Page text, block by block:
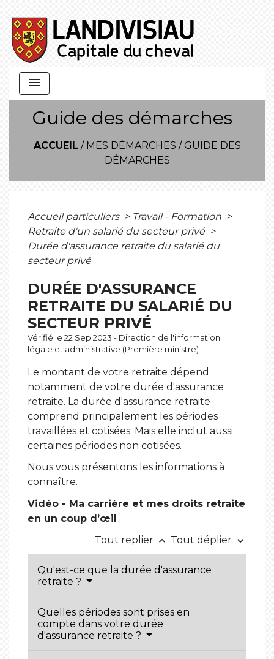
menu
Guide des démarches
ACCUEIL / MES DÉMARCHES / GUIDE DES
DÉMARCHES
Accueil particuliers > Travail - Formation >
Retraite d'un salarié du secteur privé >
Durée d'assurance retraite du salarié du
secteur privé
DURÉE D'ASSURANCE
RETRAITE DU SALARIÉ DU
SECTEUR PRIVÉ
Vérifié le 22 Sep 2023 - Direction de l'information
légale et administrative (Première ministre)
Le montant de votre retraite dépend
notamment de votre durée d'assurance
retraite. La durée d'assurance retraite
comprend principalement les périodes
travaillées et cotisées. Mais elle inclut aussi
certaines périodes non cotisées.
Nous vous présentons les informations à
connaître.
Vidéo - Ma carrière et mes droits retraite
en un coup d’œil
Tout replier keyboard_arrow_up Tout déplier keyboard_arrow_down
Qu'est-ce que la durée d'assurance
retraite ?
Quelles périodes sont prises en
compte dans votre durée
d'assurance retraite ?